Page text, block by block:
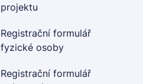
projektu
Registrační formulář
fyzické osoby
Registrační formulář